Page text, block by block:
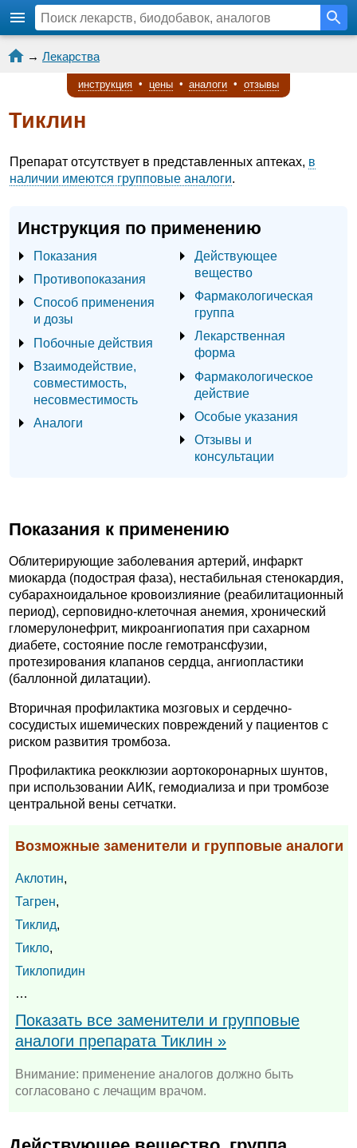
→ Лекарства
инструкция • цены • аналоги • отзывы
Тиклин
Препарат отсутствует в представленных аптеках, в
наличии имеются групповые аналоги.
Инструкция по применению
Показания
Противопоказания
Способ применения
и дозы
Побочные действия
Взаимодействие,
совместимость,
несовместимость
Аналоги
Действующее
вещество
Фармакологическая
группа
Лекарственная
форма
Фармакологическое
действие
Особые указания
Отзывы и
консультации
Показания к применению
Облитерирующие заболевания артерий, инфаркт
миокарда (подострая фаза), нестабильная стенокардия,
субарахноидальное кровоизлияние (реабилитационный
период), серповидно-клеточная анемия, хронический
гломерулонефрит, микроангиопатия при сахарном
диабете, состояние после гемотрансфузии,
протезирования клапанов сердца, ангиопластики
(баллонной дилатации).
Вторичная профилактика мозговых и сердечно-
сосудистых ишемических повреждений у пациентов с
риском развития тромбоза.
Профилактика реокклюзии аортокоронарных шунтов,
при использовании АИК, гемодиализа и при тромбозе
центральной вены сетчатки.
Возможные заменители и групповые аналоги
Аклотин,
Тагрен,
Тиклид,
Тикло,
Тиклопидин
…
Показать все заменители и групповые
аналоги препарата Тиклин »
Внимание: применение аналогов должно быть
согласовано с лечащим врачом.